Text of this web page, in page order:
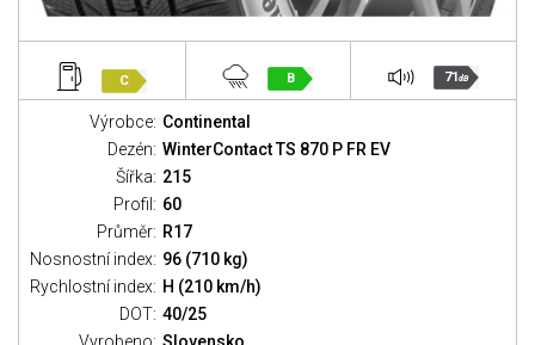
C B 71dB
Výrobce: Continental
Dezén: WinterContact TS 870 P FR EV
Šířka: 215
Profil: 60
Průměr: R17
Nosnostní index: 96 (710 kg)
Rychlostní index: H (210 km/h)
DOT: 40/25